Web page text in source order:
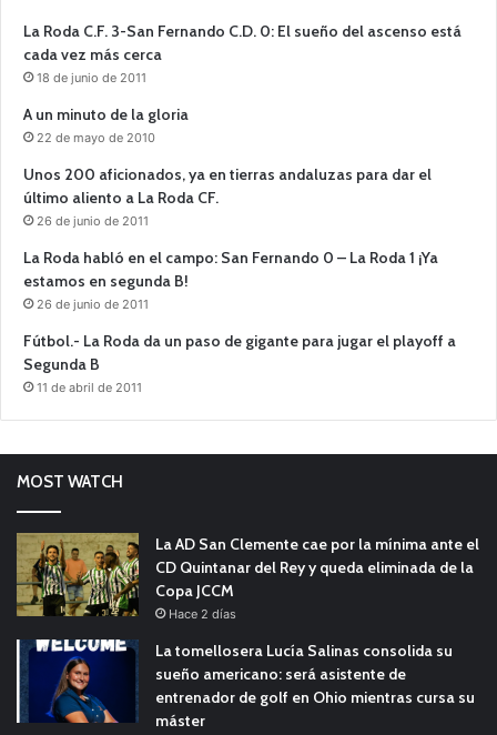
La Roda C.F. 3-San Fernando C.D. 0: El sueño del ascenso está
cada vez más cerca
18 de junio de 2011
A un minuto de la gloria
22 de mayo de 2010
Unos 200 aficionados, ya en tierras andaluzas para dar el
último aliento a La Roda CF.
26 de junio de 2011
La Roda habló en el campo: San Fernando 0 – La Roda 1 ¡Ya
estamos en segunda B!
26 de junio de 2011
Fútbol.- La Roda da un paso de gigante para jugar el playoff a
Segunda B
11 de abril de 2011
MOST WATCH
La AD San Clemente cae por la mínima ante el
CD Quintanar del Rey y queda eliminada de la
Copa JCCM
Hace 2 días
La tomellosera Lucía Salinas consolida su
sueño americano: será asistente de
entrenador de golf en Ohio mientras cursa su
máster